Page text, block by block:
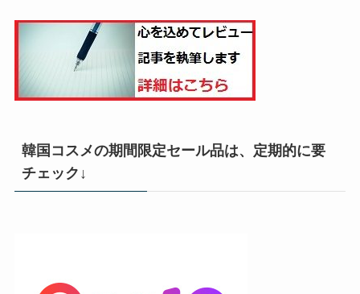
韓国コスメの期間限定セール品は、定期的に要
チェック↓